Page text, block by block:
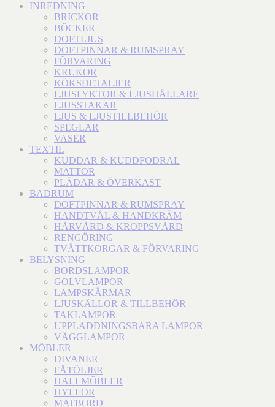
INREDNING
BRICKOR
BÖCKER
DOFTLJUS
DOFTPINNAR & RUMSPRAY
FÖRVARING
KRUKOR
KÖKSDETALJER
LJUSLYKTOR & LJUSHÅLLARE
LJUSSTAKAR
LJUS & LJUSTILLBEHÖR
SPEGLAR
VASER
TEXTIL
KUDDAR & KUDDFODRAL
MATTOR
PLÄDAR & ÖVERKAST
BADRUM
DOFTPINNAR & RUMSPRAY
HANDTVÅL & HANDKRÄM
HÅRVÅRD & KROPPSVÅRD
RENGÖRING
TVÄTTKORGAR & FÖRVARING
BELYSNING
BORDSLAMPOR
GOLVLAMPOR
LAMPSKÄRMAR
LJUSKÄLLOR & TILLBEHÖR
TAKLAMPOR
UPPLADDNINGSBARA LAMPOR
VÄGGLAMPOR
MÖBLER
DIVANER
FÅTÖLJER
HALLMÖBLER
HYLLOR
MATBORD